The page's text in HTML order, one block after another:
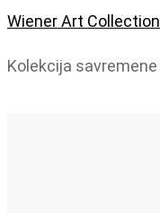
Wiener Art Collection
Kolekcija